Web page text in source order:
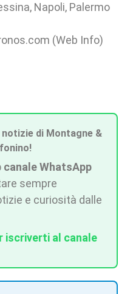
Napoli, Palermo
(Web Info)
di Montagne &
canale WhatsApp
sempre
e curiosità dalle
iscriverti al canale